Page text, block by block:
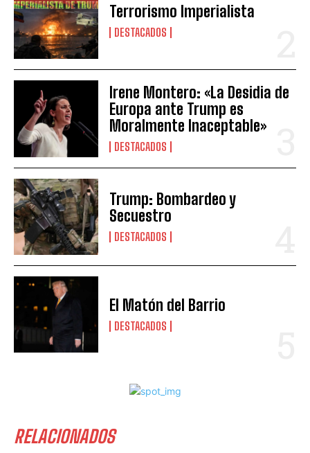
Terrorismo Imperialista
DESTACADOS
Irene Montero: «La Desidia de
Europa ante Trump es
Moralmente Inaceptable»
DESTACADOS
Trump: Bombardeo y
Secuestro
DESTACADOS
El Matón del Barrio
DESTACADOS
RELACIONADOS